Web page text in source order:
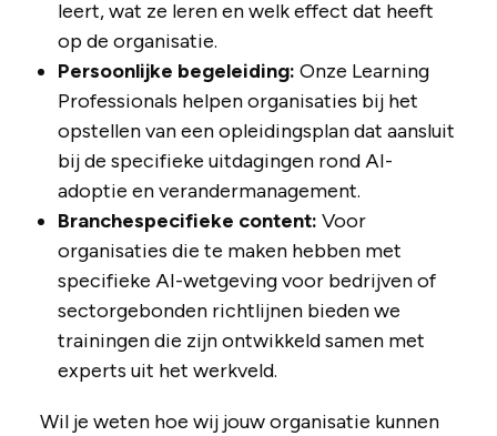
leert, wat ze leren en welk effect dat heeft
op de organisatie.
Persoonlijke begeleiding: Onze Learning
Professionals helpen organisaties bij het
opstellen van een opleidingsplan dat aansluit
bij de specifieke uitdagingen rond AI-
adoptie en verandermanagement.
Branchespecifieke content: Voor
organisaties die te maken hebben met
specifieke AI-wetgeving voor bedrijven of
sectorgebonden richtlijnen bieden we
trainingen die zijn ontwikkeld samen met
experts uit het werkveld.
Wil je weten hoe wij jouw organisatie kunnen